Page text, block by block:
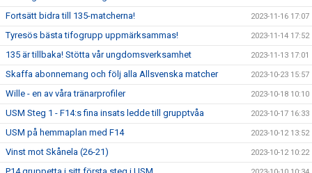
Fortsätt bidra till 135-matcherna! 2023-11-16 17:07
Tyresös bästa tifogrupp uppmärksammas! 2023-11-14 17:52
135 är tillbaka! Stötta vår ungdomsverksamhet 2023-11-13 17:01
Skaffa abonnemang och följ alla Allsvenska matcher 2023-10-23 15:57
Wille - en av våra tränarprofiler 2023-10-18 10:10
USM Steg 1 - F14:s fina insats ledde till grupptvåa 2023-10-17 16:33
USM på hemmaplan med F14 2023-10-12 13:52
Vinst mot Skånela (26-21) 2023-10-12 10:22